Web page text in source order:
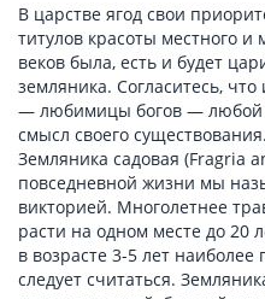
В царстве ягод свои
титулов красоты местного
веков была, есть и будет
земляника. Согласитесь,
— любимицы богов — любой
смысл своего существования.
Земляника садовая (Fragria
повседневной жизни мы
викторией. Многолетнее
расти на одном месте до 20
в возрасте 3-5 лет
следует считаться.